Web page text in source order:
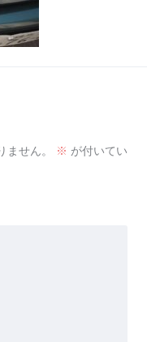
せん。 ※ が付いてい